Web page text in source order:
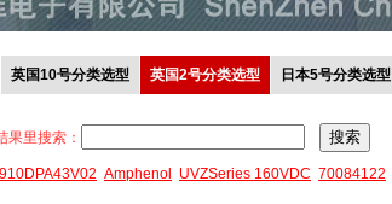
英国10号分类选型 英国2号分类选型 日本5号分类选型
果里搜索：
Amphenol UVZSeries 160VDC 70084122